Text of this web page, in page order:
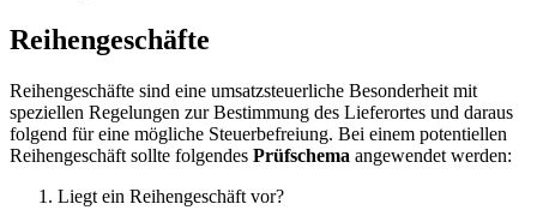
Reihengeschäfte
Reihengeschäfte sind eine umsatzsteuerliche Besonderheit mit
speziellen Regelungen zur Bestimmung des Lieferortes und daraus
folgend für eine mögliche Steuerbefreiung. Bei einem potentiellen
Reihengeschäft sollte folgendes Prüfschema angewendet werden:
Liegt ein Reihengeschäft vor?